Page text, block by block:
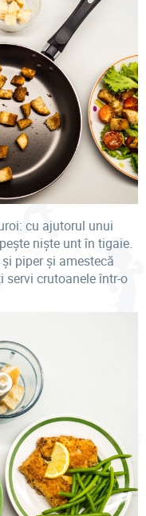
cu ajutorul unui
niște unt în tigaie.
piper și amestecă
servi crutoanele într-o